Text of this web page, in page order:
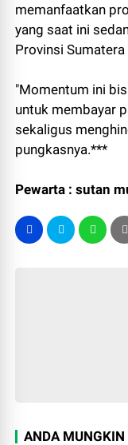
memanfaatkan
yang saat ini
Provinsi Sumatera
"Momentum ini
untuk membayar
sekaligus
pungkasnya.***
Pewarta : sutan
ANDA